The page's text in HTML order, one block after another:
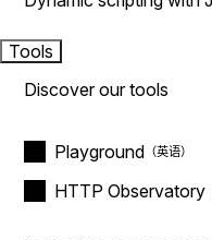
Tools
Discover our tools
Playground
HTTP Observatory